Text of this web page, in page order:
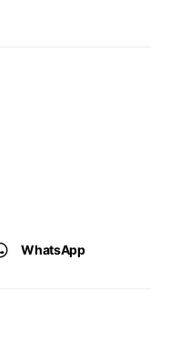
WhatsApp